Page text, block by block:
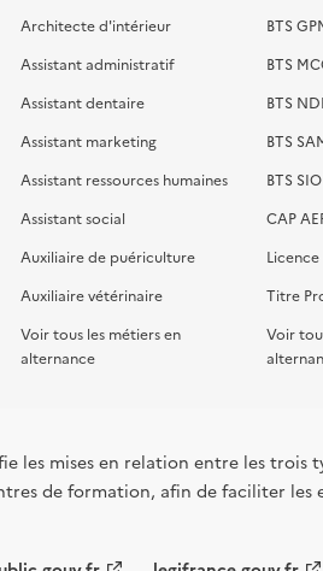
Architecte d'intérieur
Assistant administratif
Assistant dentaire
Assistant marketing
Assistant ressources humaines
Assistant social
Auxiliaire de puériculture
Auxiliaire vétérinaire
Voir tous les métiers en
alternance
BTS
BTS
BTS
BTS
BTS SIO
CAP
Licence
Titre
Voir
les mises en relation entre les trois
de formation, afin de faciliter les